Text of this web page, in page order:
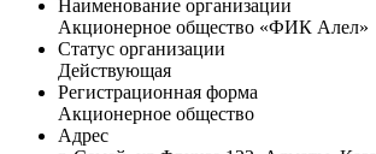
Наименование организации
Акционерное общество «ФИК Алел»
Статус организации
Действующая
Регистрационная форма
Акционерное общество
Адрес